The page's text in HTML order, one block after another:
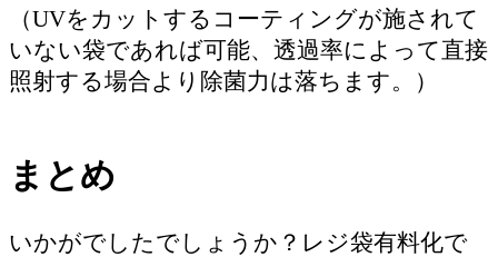
（UVをカットするコーティングが施されて
いない袋であれば可能、透過率によって直接
照射する場合より除菌力は落ちます。）
まとめ
いかがでしたでしょうか？レジ袋有料化で